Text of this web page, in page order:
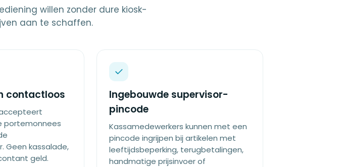
willen zonder dure kiosk-
aan te schaffen.
contactloos
portemonnees
Geen kassalade,
geld.
Ingebouwde supervisor-
pincode
Kassamedewerkers kunnen met een
pincode ingrijpen bij artikelen met
leeftijdsbeperking, terugbetalingen,
handmatige prijsinvoer of